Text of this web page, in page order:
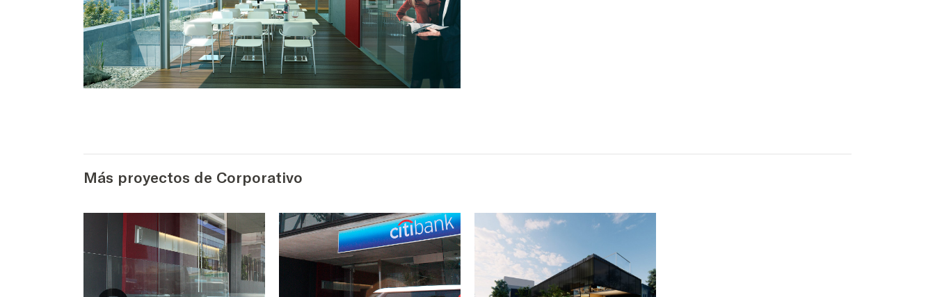
Más proyectos de Corporativo